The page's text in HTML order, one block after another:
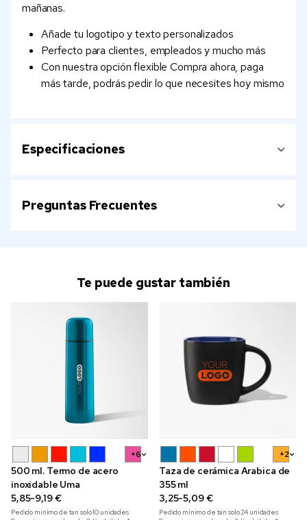
mañanas.
Añade tu logotipo y texto personalizados
Perfecto para clientes, empleados y mucho más
Con nuestra opción flexible Compra ahora, paga
más tarde, podrás pedir lo que necesites hoy mismo
Especificaciones
Preguntas Frecuentes
Te puede gustar también
+6
500 ml. Termo de acero
inoxidable Uma
5,85-9,19 €
Pedido mínimo de tan solo10 unidades
+2
Taza de cerámica Arabica de
355 ml
3,25-5,09 €
Pedido mínimo de tan solo24 unidades